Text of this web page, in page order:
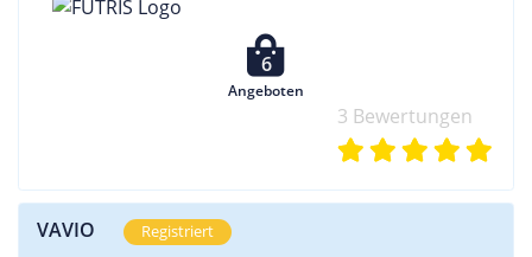
6
Angeboten
3 Bewertungen
VAVIO Registriert